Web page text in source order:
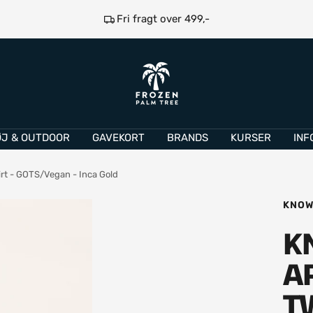
Fri fragt over 499,-
Frozen
Palm
Tree
& OUTDOOR GAVEKORT BRANDS KURSER
- GOTS/Vegan - Inca Gold